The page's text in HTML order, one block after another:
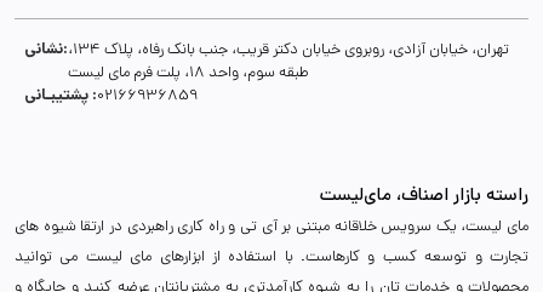
نشانی:تهران، خیابان آزادی، روبروی خیابان دکتر قریب، جنب بانک رفاه، پلاک 134،
طبقه سوم، واحد 18، پلت فرم مای لیست
پشتیبـانی :02166936859
راسته بازار اصناف، مای‌لیست
مای لیست، یک سرویس خلاقانه مبتنی بر آی تی و راه کاری راهبردی در ارتقا شیوه های
تجارت و توسعه کسب و کارهاست. با استفاده از ابزارهای مای لیست می توانید